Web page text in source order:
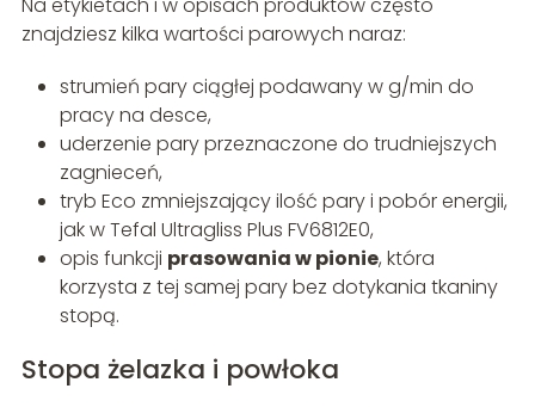
znajdziesz kilka wartości parowych naraz:
strumień pary ciągłej podawany w g/min do
pracy na desce,
uderzenie pary przeznaczone do trudniejszych
zagnieceń,
tryb Eco zmniejszający ilość pary i pobór energii,
jak w Tefal Ultragliss Plus FV6812E0,
opis funkcji prasowania w pionie, która
korzysta z tej samej pary bez dotykania tkaniny
stopą.
Stopa żelazka i powłoka